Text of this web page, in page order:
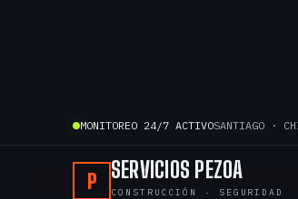
MONITOREO 24/7 ACTIVOSANTIAGO ·
P SERVICIOS PEZOA
CONSTRUCCIÓN · SEGURIDAD